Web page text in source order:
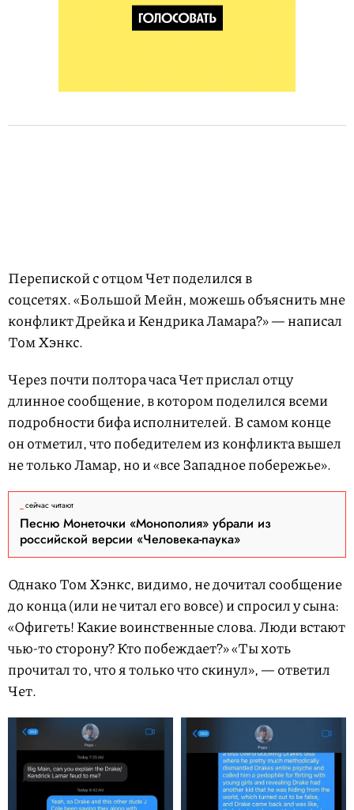
Перепиской с отцом Чет поделился в
соцсетях. «Большой Мейн, можешь объяснить мне
конфликт Дрейка и Кендрика Ламара?» — написал
Том Хэнкс.
Через почти полтора часа Чет прислал отцу
длинное сообщение, в котором поделился всеми
подробности бифа исполнителей. В самом конце
он отметил, что победителем из конфликта вышел
не только Ламар, но и «все Западное побережье».
сейчас читают
Песню Монеточки «Монополия» убрали из
российской версии «Человека-паука»
Однако Том Хэнкс, видимо, не дочитал сообщение
до конца (или не читал его вовсе) и спросил у сына:
«Офигеть! Какие воинственные слова. Люди встают
чью-то сторону? Кто побеждает?» «Ты хоть
прочитал то, что я только что скинул», — ответил
Чет.